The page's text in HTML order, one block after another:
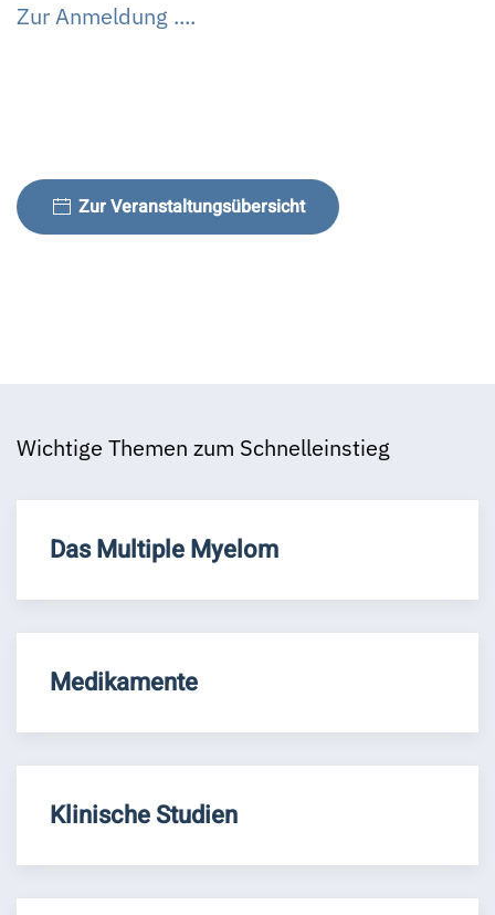
Zur Anmeldung ....
Zur Veranstaltungsübersicht
Wichtige Themen zum Schnelleinstieg
Das Multiple Myelom
Medikamente
Klinische Studien